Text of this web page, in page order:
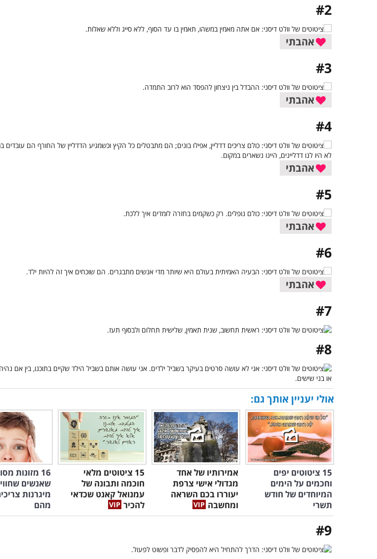
#2
אהבתי
#3
אהבתי
#4
אהבתי
#5
אהבתי
#6
אהבתי
#7
#8
אולי יעניין אותך גם:
15 ציטוטים יפים
וחכמים על הימים
המיוחדים של חודש
תשרי
אמירותיו של אחד
מגדולי אישי צרפת
יעוררו בכם השראה
ומחשבה
15 ציטוטים מלאי
חוכמה ותבונה של
עמנואל קאנט שכדאי
להכיר
16 מזונות
שאנשים
מיגרנות
מהם
#9